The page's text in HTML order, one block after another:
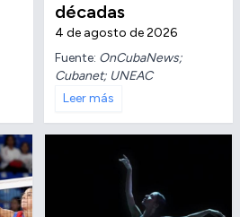
décadas
4 de agosto de 2026
Fuente: OnCubaNews;
Cubanet; UNEAC
Leer más